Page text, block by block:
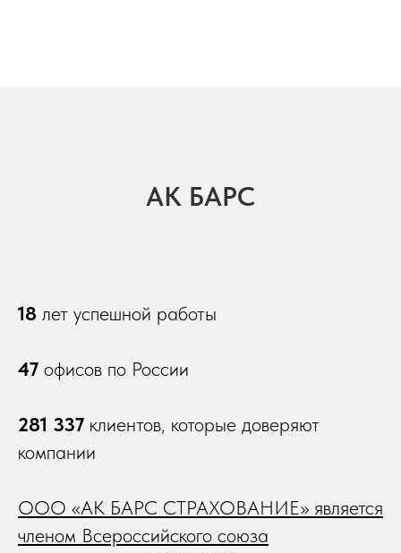
АК БАРС
18 лет успешной работы
47 офисов по России
281 337 клиентов, которые доверяют
компании
ООО «АК БАРС СТРАХОВАНИЕ» является
членом Всероссийского союза